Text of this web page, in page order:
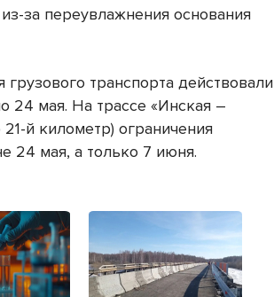
за переувлажнения основания
грузового транспорта действовали
24 мая. На трассе «Инская –
й километр) ограничения
24 мая, а только 7 июня.